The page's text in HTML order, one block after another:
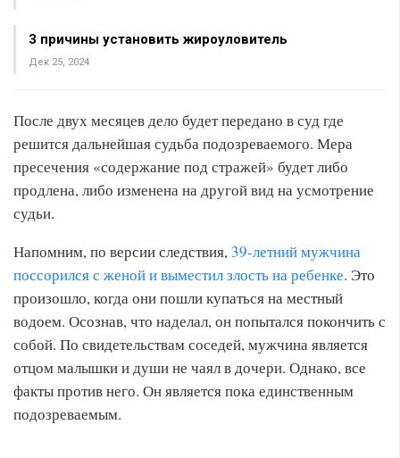
3 причины установить жироуловитель
Дек 25, 2024
После двух месяцев дело будет передано в суд где
решится дальнейшая судьба подозреваемого. Мера
пресечения «содержание под стражей» будет либо
продлена, либо изменена на другой вид на усмотрение
судьи.
Напомним, по версии следствия,39-летний мужчина
поссорился с женой и выместил злость на ребенке. Это
произошло, когда они пошли купаться на местный
водоем. Осознав, что наделал, он попытался покончить с
собой. По свидетельствам соседей, мужчина является
отцом малышки и души не чаял в дочери. Однако, все
факты против него. Он является пока единственным
подозреваемым.